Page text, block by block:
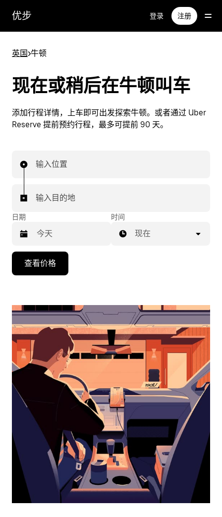
优步 登录 注册
英国>牛顿
现在或稍后在牛顿叫车
添加行程详情，上车即可出发探索牛顿。或者通过 Uber
Reserve 提前预约行程，最多可提前 90 天。
输入位置
输入目的地
日期
向
头
浏
日
并
期。
按
退
时间
现在
查看价格